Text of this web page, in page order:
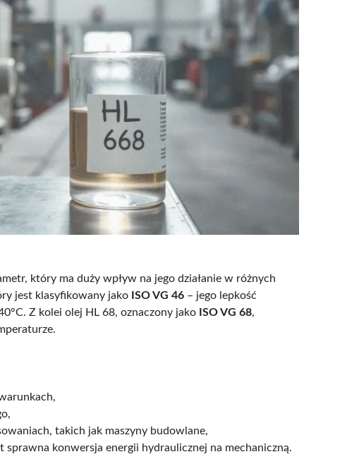
który ma duży wpływ na jego działanie w różnych
jest klasyfikowany jako ISO VG 46 – jego lepkość
Z kolei olej HL 68, oznaczony jako ISO VG 68,
takich jak maszyny budowlane,
sprawna konwersja energii hydraulicznej na mechaniczną.